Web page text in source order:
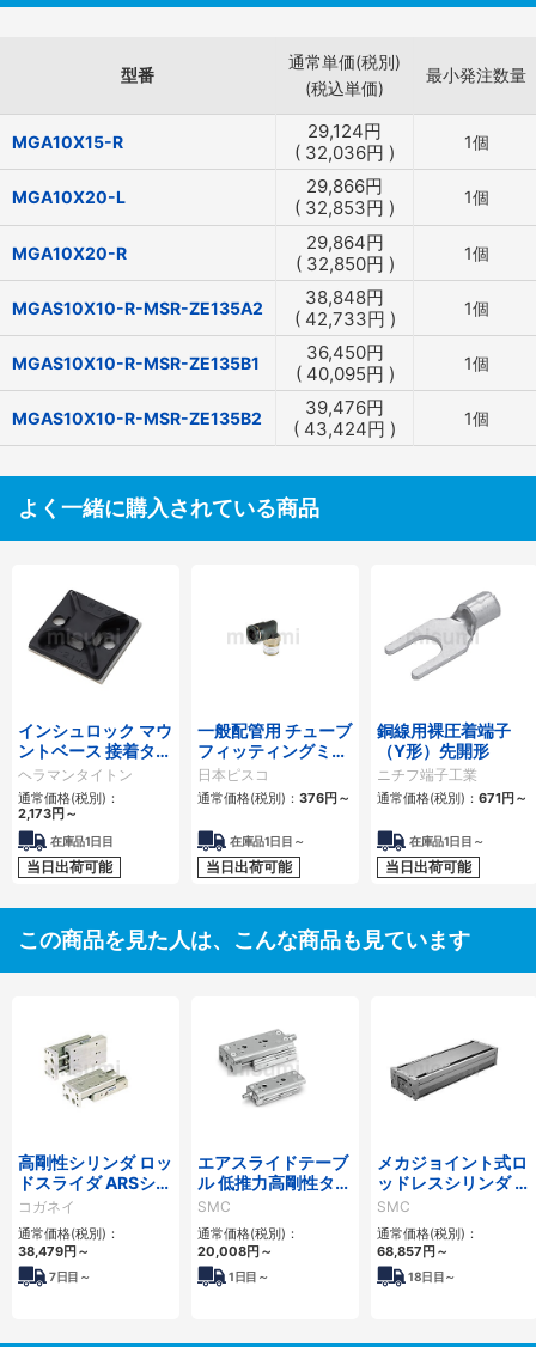
型番
通常単価(税別)
(税込単価)
最小発注数量
MGA10X15-R 29,124円
( 32,036円 ) 1個
MGA10X20-L 29,866円
( 32,853円 ) 1個
MGA10X20-R 29,864円
( 32,850円 ) 1個
MGAS10X10-R-MSR-ZE135A2 38,848円
( 42,733円 ) 1個
MGAS10X10-R-MSR-ZE135B1 36,450円
( 40,095円 ) 1個
MGAS10X10-R-MSR-ZE135B2 39,476円
( 43,424円 ) 1個
よく一緒に購入されている商品
インシュロック マウ
ントベース 接着タイ
プ
ヘラマンタイトン
通常価格(税別)：
2,173円～
在庫品1日目
当日出荷可能
一般配管用 チューブ
フィッティングミニ
タイプ エルボ
日本ピスコ
通常価格(税別)： 376円～
在庫品1日目～
当日出荷可能
銅線用裸圧着端子
（Y形）先開形
ニチフ端子工業
通常価格(税別)： 671円～
在庫品1日目～
当日出荷可能
この商品を見た人は、こんな商品も見ています
高剛性シリンダ ロッ
ドスライダ ARSシリ
ーズ
コガネイ
通常価格(税別)：
38,479円～
7日目～
エアスライドテーブ
ル 低推力高剛性タイ
プ/MXQ□Bシリー
ズ
SMC
通常価格(税別)：
20,008円～
1日目～
メカジョイント式ロ
ッドレスシリンダ 高
剛性・リニアガイド
形 MY1HTシリーズ
SMC
通常価格(税別)：
68,857円～
18日目～